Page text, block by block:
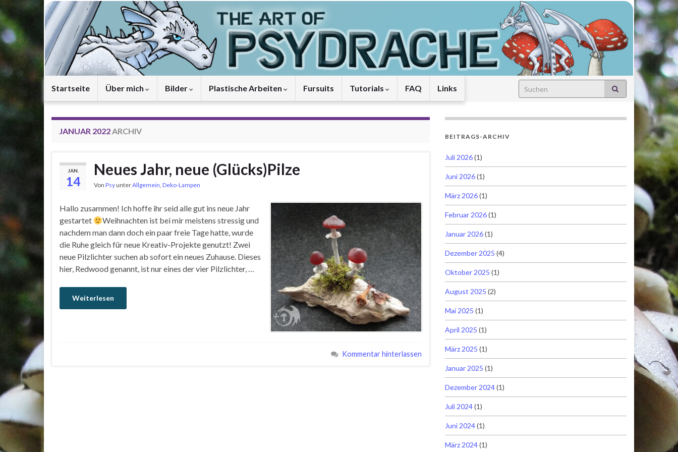
Startseite Über mich Bilder Plastische Arbeiten Fursuits Tutorials FAQ Links Search for:
JANUAR 2022ARCHIV
JAN.
14
Neues Jahr, neue (Glücks)Pilze
Von PsyunterAllgemein, Deko-Lampen
Hallo zusammen! Ich hoffe ihr seid alle gut ins neue Jahr
gestartet
Weihnachten ist bei mir meistens stressig und
nachdem man dann doch ein paar freie Tage hatte, wurde
die Ruhe gleich für neue Kreativ-Projekte genutzt! Zwei
neue Pilzlichter suchen ab sofort ein neues Zuhause. Dieses
hier, Redwood genannt, ist nur eines der vier Pilzlichter, …
Weiterlesen
Kommentar hinterlassen
BEITRAGS-ARCHIV
Juli 2026(1)
Juni 2026(1)
März 2026(1)
Februar 2026(1)
Januar 2026(1)
Dezember 2025 (4)
Oktober 2025 (1)
August 2025 (2)
Mai 2025 (1)
April 2025 (1)
März 2025 (1)
Januar 2025 (1)
Dezember 2024(1)
Juli 2024(1)
Juni 2024(1)
März 2024(1)